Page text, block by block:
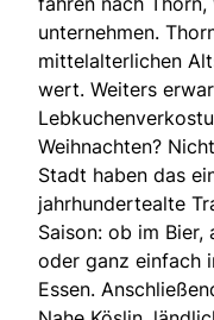
unternehmen.
mittelalterlichen
wert. Weiters
Weihnachten?
Stadt haben das
jahrhundertealte
Saison: ob im Bier,
oder ganz einfach
Essen.